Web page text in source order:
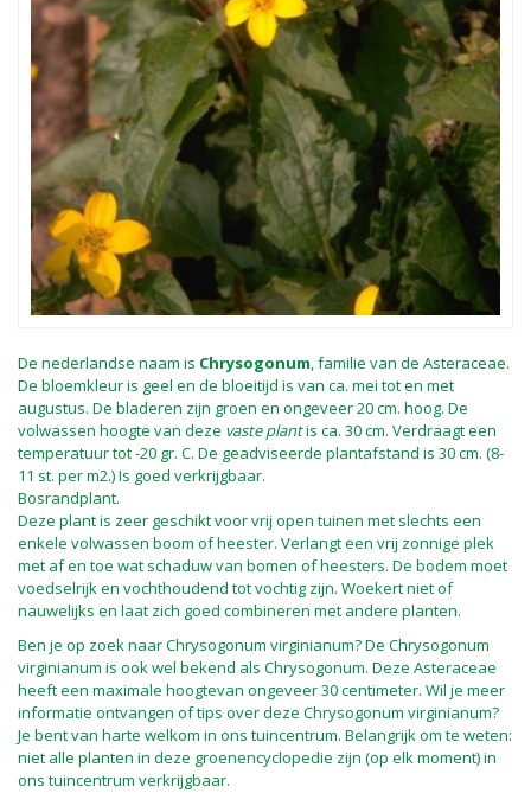
De nederlandse naam is Chrysogonum, familie van de Asteraceae.
De bloemkleur is geel en de bloeitijd is van ca. mei tot en met
augustus. De bladeren zijn groen en ongeveer 20 cm. hoog. De
volwassen hoogte van deze vaste plantis ca. 30 cm. Verdraagt een
temperatuur tot -20 gr. C. De geadviseerde plantafstand is 30 cm. (8-
11 st. per m2.) Is goed verkrijgbaar.
Bosrandplant.
Deze plant is zeer geschikt voor vrij open tuinen met slechts een
enkele volwassen boom of heester. Verlangt een vrij zonnige plek
met af en toe wat schaduw van bomen of heesters. De bodem moet
voedselrijk en vochthoudend tot vochtig zijn. Woekert niet of
nauwelijks en laat zich goed combineren met andere planten.
Ben je op zoek naar Chrysogonum virginianum? De Chrysogonum
virginianum is ook wel bekend als Chrysogonum. Deze Asteraceae
heeft een maximale hoogtevan ongeveer 30 centimeter. Wil je meer
informatie ontvangen of tips over deze Chrysogonum virginianum?
Je bent van harte welkom in ons tuincentrum. Belangrijk om te weten:
niet alle planten in deze groenencyclopedie zijn (op elk moment) in
ons tuincentrum verkrijgbaar.